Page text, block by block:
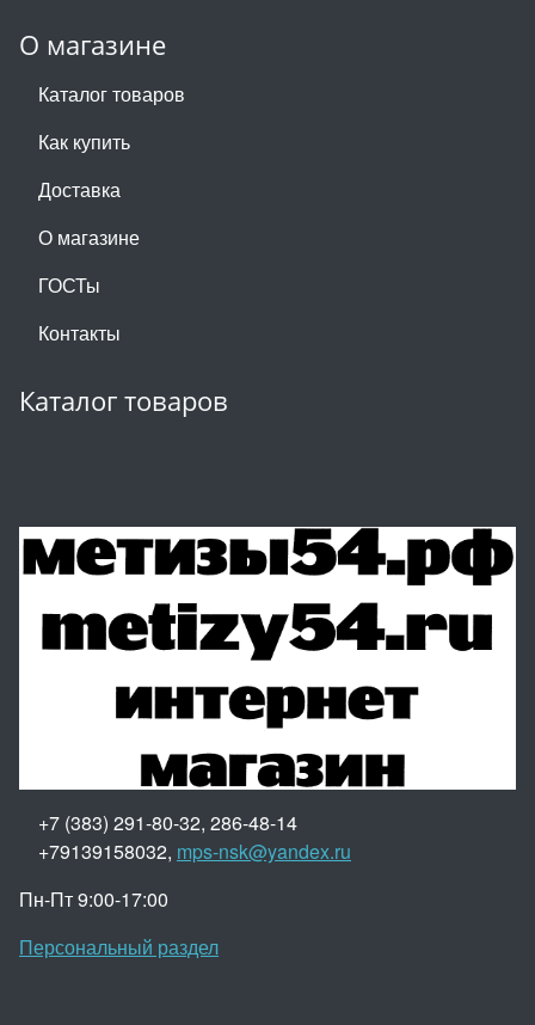
О магазине
Каталог товаров
Как купить
Доставка
О магазине
ГОСТы
Контакты
Каталог товаров
+7 (383) 291-80-32, 286-48-14
+79139158032, mps-nsk@yandex.ru
Пн-Пт 9:00-17:00
Персональный раздел